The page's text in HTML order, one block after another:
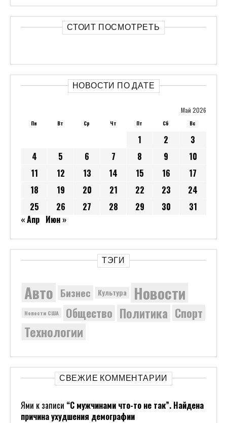
СТОИТ ПОСМОТРЕТЬ
НОВОСТИ ПО ДАТЕ
Май 2026
Пн Вт Ср Чт Пт Сб Вс
1 2
3
4
5 6 7 8 9
10
11
12 13 14 15 16
17
18
19 20 21 22 23
24
25
26 27 28 29 30
31
« Апр Июн »
ТЭГИ
Авто Бизнес Культура Новости
Новости США Общество Политика Спорт
Технологии
СВЕЖИЕ КОММЕНТАРИИ
Ями к записи “С мужчинами что-то не так”. Найдена
причина ухудшения демографии